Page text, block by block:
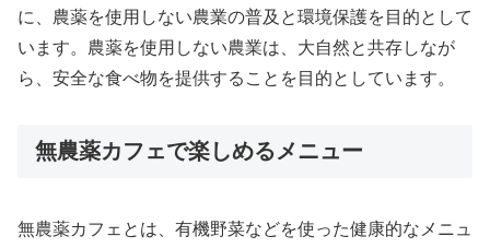
に、農薬を使用しない農業の普及と環境保護を目的として
います。農薬を使用しない農業は、大自然と共存しなが
ら、安全な食べ物を提供することを目的としています。
無農薬カフェで楽しめるメニュー
無農薬カフェとは、有機野菜などを使った健康的なメニュ